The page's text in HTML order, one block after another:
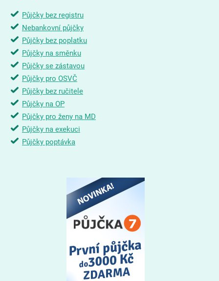
Půjčky bez registru
Nebankovní půjčky
Půjčky bez poplatku
Půjčky na směnku
Půjčky se zástavou
Půjčky pro OSVČ
Půjčky bez ručitele
Půjčky na OP
Půjčky pro ženy na MD
Půjčky na exekuci
Půjčky poptávka